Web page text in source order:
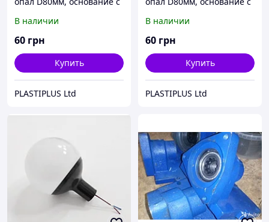
D16мм, патрон G4. Белый
В наличии
60 грн
Купить
PLASTIPLUS Ltd
D16мм, патрон G4.
Зеленый
В наличии
60 грн
Купить
PLASTIPLUS Ltd